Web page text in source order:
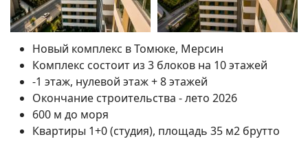
Новый комплекс в Томюке, Мерсин
Комплекс состоит из 3 блоков на 10 этажей
-1 этаж, нулевой этаж + 8 этажей
Окончание строительства - лето 2026
600 м до моря
Квартиры 1+0 (студия), площадь 35 м2 брутто